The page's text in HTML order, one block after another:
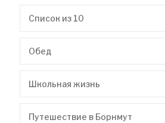
Список из 10
Обед
Школьная жизнь
Путешествие в Борнмут